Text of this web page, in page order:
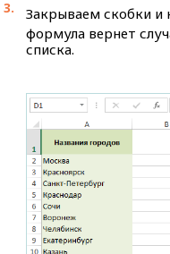
Закрываем скобки
формула вернет
списка.